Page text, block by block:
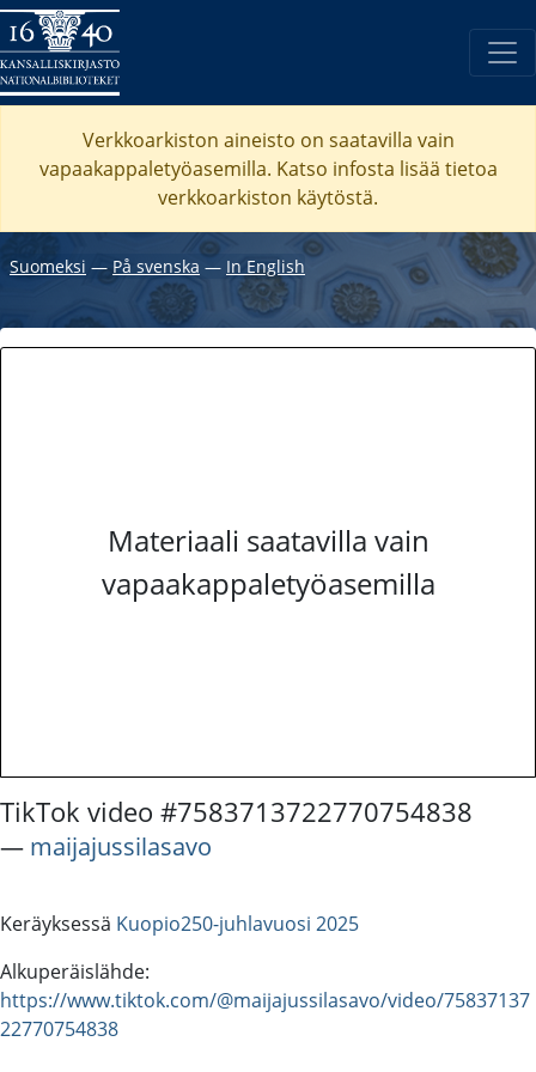
Verkkoarkiston aineisto on saatavilla vain
vapaakappaletyöasemilla. Katso infosta lisää tietoa
verkkoarkiston käytöstä.
Suomeksi ― På svenska ― In English
Materiaali saatavilla vain
vapaakappaletyöasemilla
TikTok video #7583713722770754838
― maijajussilasavo
Keräyksessä Kuopio250-juhlavuosi 2025
Alkuperäislähde:
https://www.tiktok.com/@maijajussilasavo/video/75837137
22770754838